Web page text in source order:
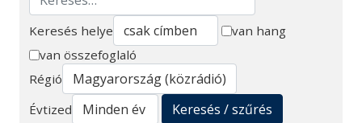
Keresés
Keresés helye
van hang
van összefoglaló
Régió
Évtized
Keresés / szűrés